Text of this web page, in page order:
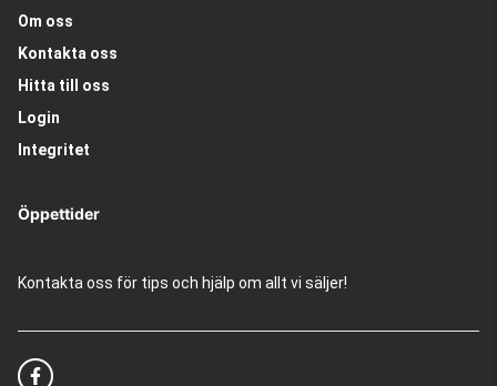
Om oss
Kontakta oss
Hitta till oss
Login
Integritet
Öppettider
Kontakta oss för tips och hjälp om allt vi säljer!